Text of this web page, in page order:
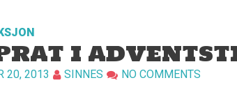
I
20, 2013 SINNES NO COMMENTS